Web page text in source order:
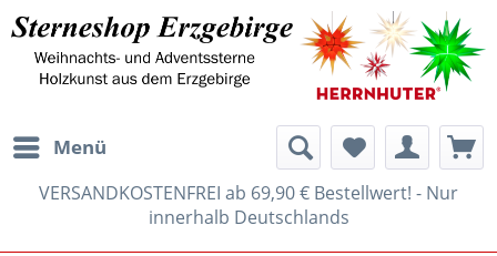
Menü
VERSANDKOSTENFREI ab 69,90 € Bestellwert! - Nur
innerhalb Deutschlands